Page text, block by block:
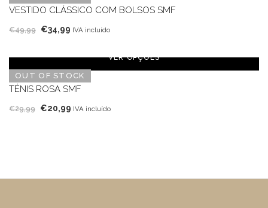
€94,90.€56,94.
VESTIDO CLÁSSICO COM BOLSOS SMF
€49,99 O
original
era:
€49,99.
€34,99 O
atual
é:
€34,99.
IVA incluído
OUT OF STOCK
VER OPÇÕES
TÉNIS ROSA SMF
€29,99 O
€20,99 O
IVA incluído